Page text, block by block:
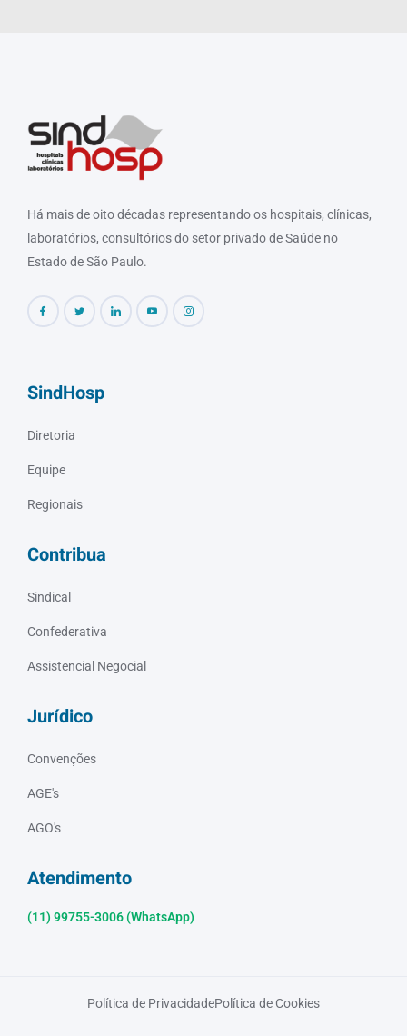
Há mais de oito décadas representando os hospitais, clínicas,
laboratórios, consultórios do setor privado de Saúde no
Estado de São Paulo.
SindHosp
Diretoria
Equipe
Regionais
Contribua
Sindical
Confederativa
Assistencial Negocial
Jurídico
Convenções
AGE's
AGO's
Atendimento
(11) 99755-3006 (WhatsApp)
Política de PrivacidadePolítica de Cookies